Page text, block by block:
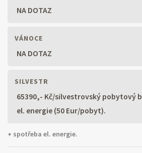
NA DOTAZ
VÁNOCE
NA DOTAZ
SILVESTR
65390,- Kč/silvestrovský pobytový
el. energie (50 Eur/pobyt).
+ spotřeba el. energie.